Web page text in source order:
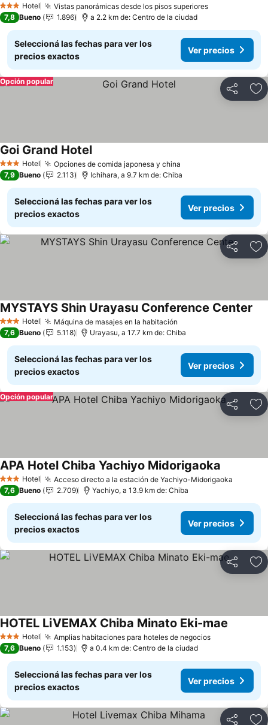
3 Estrellas
Hotel Vistas panorámicas desde los pisos superiores
7,8 Bueno 1.896 a 2.2 km de: Centro de la ciudad
Seleccioná las fechas para ver los
precios exactos
Ver precios
Compartir
Opción popular
3 Estrellas
Hotel Opciones de comida japonesa y china
Goi Grand Hotel
7,9 Bueno 2.113 Ichihara, a 9.7 km de: Chiba
Seleccioná las fechas para ver los
precios exactos
Ver precios
Compartir
3 Estrellas
Hotel Máquina de masajes en la habitación
MYSTAYS Shin Urayasu Conference Center
7,6 Bueno 5.118 Urayasu, a 17.7 km de: Chiba
Seleccioná las fechas para ver los
precios exactos
Ver precios
Compartir
Opción popular
3 Estrellas
Hotel Acceso directo a la estación de Yachiyo-Midorigaoka
APA Hotel Chiba Yachiyo Midorigaoka
7,6 Bueno 2.709 Yachiyo, a 13.9 km de: Chiba
Seleccioná las fechas para ver los
precios exactos
Ver precios
Compartir
3 Estrellas
Hotel Amplias habitaciones para hoteles de negocios
HOTEL LiVEMAX Chiba Minato Eki-mae
7,6 Bueno 1.153 a 0.4 km de: Centro de la ciudad
Seleccioná las fechas para ver los
precios exactos
Ver precios